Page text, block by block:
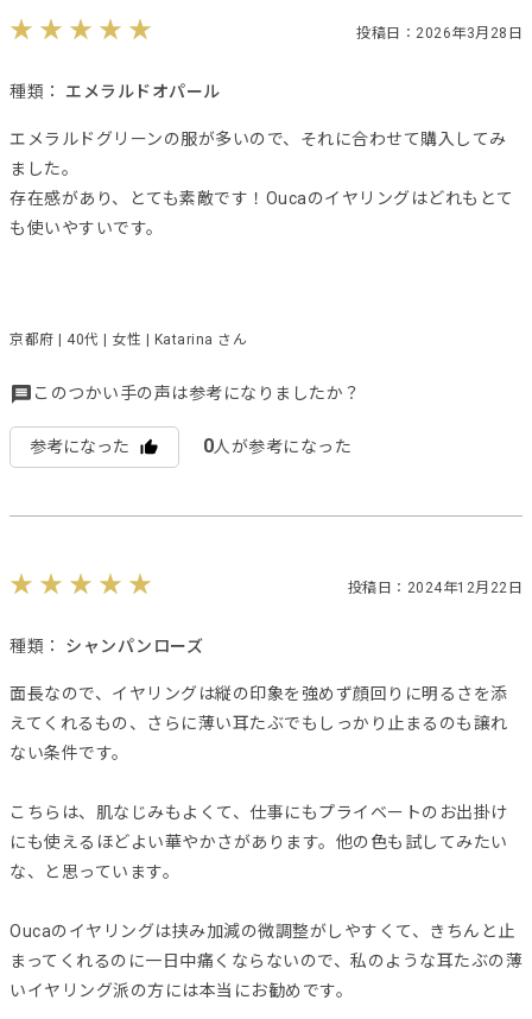
投稿日：2026年3月28日
種類： エメラルドオパール
エメラルドグリーンの服が多いので、それに合わせて購入してみ
ました。
存在感があり、とても素敵です！Oucaのイヤリングはどれもとて
も使いやすいです。
京都府 | 40代 | 女性 | Katarina さん
このつかい手の声は参考になりましたか？
参考になった 0人が参考になった
投稿日：2024年12月22日
種類： シャンパンローズ
面長なので、イヤリングは縦の印象を強めず顔回りに明るさを添
えてくれるもの、さらに薄い耳たぶでもしっかり止まるのも譲れ
ない条件です。
こちらは、肌なじみもよくて、仕事にもプライベートのお出掛け
にも使えるほどよい華やかさがあります。他の色も試してみたい
な、と思っています。
Oucaのイヤリングは挟み加減の微調整がしやすくて、きちんと止
まってくれるのに一日中痛くならないので、私のような耳たぶの薄
いイヤリング派の方には本当にお勧めです。